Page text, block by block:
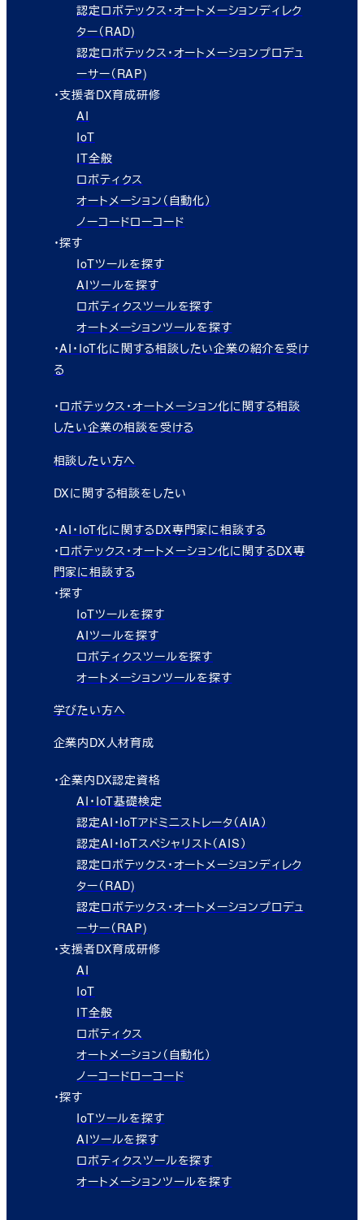
認定ロボテックス・オートメーションディレク
ター（RAD)
認定ロボテックス・オートメーションプロデュ
ーサー（RAP)
・支援者DX育成研修
AI
IoT
IT全般
ロボティクス
オートメーション（自動化）
ノーコードローコード
・探す
IoTツールを探す
AIツールを探す
ロボティクスツールを探す
オートメーションツールを探す
・AI・IoT化に関する相談したい企業の紹介を受け
る
・ロボテックス・オートメーション化に関する相談
したい企業の相談を受ける
相談したい方へ
DXに関する相談をしたい
・AI・IoT化に関するDX専門家に相談する
・ロボテックス・オートメーション化に関するDX専
門家に相談する
・探す
IoTツールを探す
AIツールを探す
ロボティクスツールを探す
オートメーションツールを探す
学びたい方へ
企業内DX人材育成
・企業内DX認定資格
AI・IoT基礎検定
認定AI・IoTアドミニストレータ（AIA）
認定AI・IoTスペシャリスト（AIS）
認定ロボテックス・オートメーションディレク
ター（RAD)
認定ロボテックス・オートメーションプロデュ
ーサー（RAP)
・支援者DX育成研修
AI
IoT
IT全般
ロボティクス
オートメーション（自動化）
ノーコードローコード
・探す
IoTツールを探す
AIツールを探す
ロボティクスツールを探す
オートメーションツールを探す